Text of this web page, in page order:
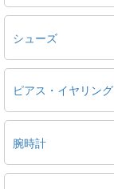
シューズ
ピアス・イヤリング
腕時計